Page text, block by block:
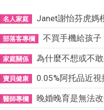
名人家庭 Janet謝怡芬虎媽模
部落客專欄 不買手機給孩子，
家庭關係 為什麼不想或不敢
寶貝健康 0.05%阿托品近視控
醫師專欄 晚婚晚育是無法